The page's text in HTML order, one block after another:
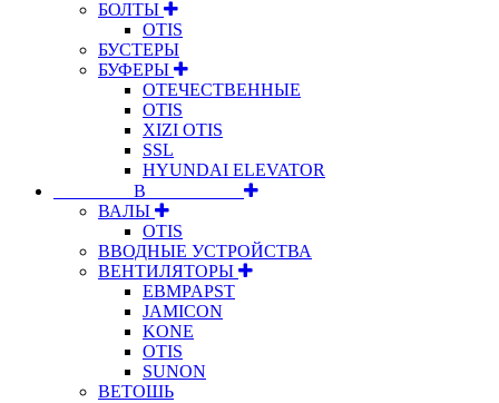
БОЛТЫ
OTIS
БУСТЕРЫ
БУФЕРЫ
ОТЕЧЕСТВЕННЫЕ
OTIS
XIZI OTIS
SSL
HYUNDAI ELEVATOR
⠀⠀⠀⠀⠀⠀В⠀⠀⠀⠀⠀⠀⠀
ВАЛЫ
OTIS
ВВОДНЫЕ УСТРОЙСТВА
ВЕНТИЛЯТОРЫ
EBMPAPST
JAMICON
KONE
OTIS
SUNON
ВЕТОШЬ